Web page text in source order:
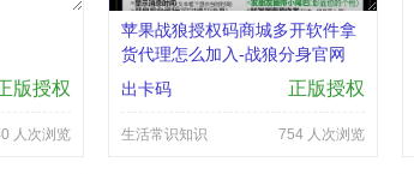
版授权
人次浏览
苹果战狼授权码商城多开软件拿
货代理怎么加入-战狼分身官网
出卡码
正版授权
生活常识知识 754 人次浏览